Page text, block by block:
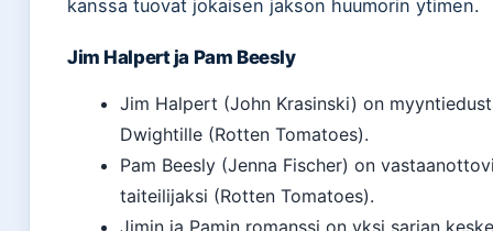
kanssa tuovat jokaisen jakson huumorin ytimen.
Jim Halpert ja Pam Beesly
Jim Halpert (John Krasinski) on
Dwightille (Rotten Tomatoes).
Pam Beesly (Jenna Fischer) on
taiteilijaksi (Rotten Tomatoes).
Jimin ja Pamin romanssi on yksi sarjan